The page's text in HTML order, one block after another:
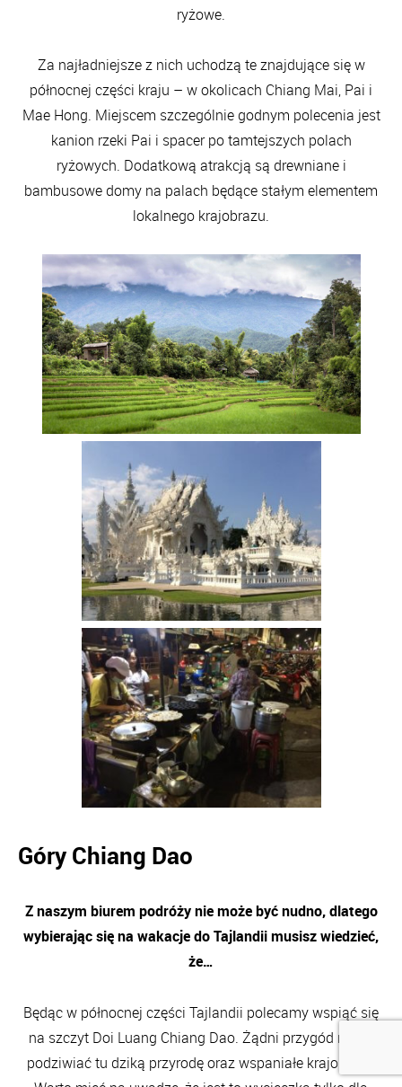
ryżowe.
Za najładniejsze z nich uchodzą te znajdujące się w
północnej części kraju – w okolicach Chiang Mai, Pai i
Mae Hong. Miejscem szczególnie godnym polecenia jest
kanion rzeki Pai i spacer po tamtejszych polach
ryżowych. Dodatkową atrakcją są drewniane i
bambusowe domy na palach będące stałym elementem
lokalnego krajobrazu.
Góry Chiang Dao
Z naszym biurem podróży nie może być nudno, dlatego
wybierając się na wakacje do Tajlandii musisz wiedzieć,
że…
Będąc w północnej części Tajlandii polecamy wspiąć się
na szczyt Doi Luang Chiang Dao. Żądni przygód mogą
podziwiać tu dziką przyrodę oraz wspaniałe krajobrazy.